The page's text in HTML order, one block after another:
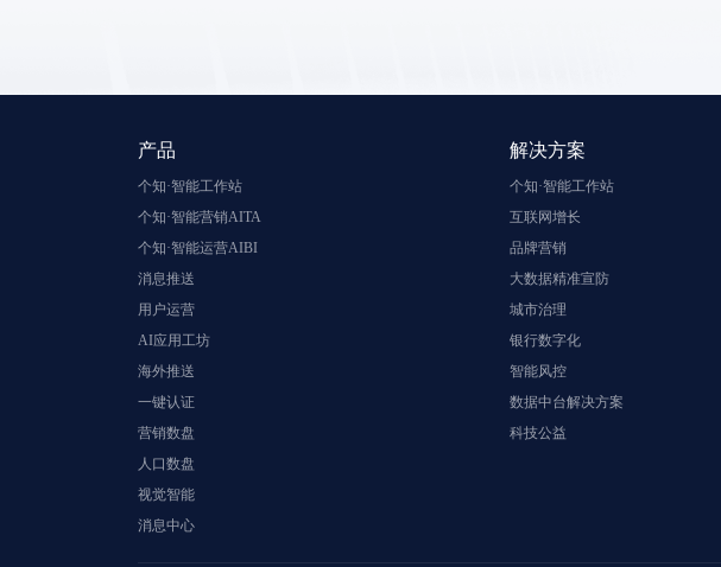
产品
个知·智能工作站
个知·智能营销AITA
个知·智能运营AIBI
消息推送
用户运营
AI应用工坊
海外推送
一键认证
营销数盘
人口数盘
视觉智能
消息中心
解决方案
个知·智能工作站
互联网增长
品牌营销
大数据精准宣防
城市治理
银行数字化
智能风控
数据中台解决方案
科技公益